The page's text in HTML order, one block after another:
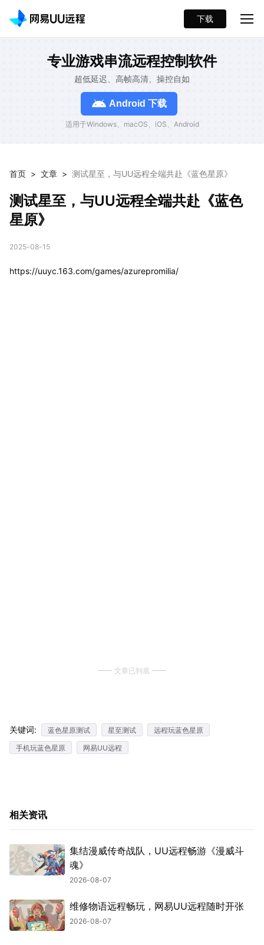
下载
专业游戏串流远程控制软件
超低延迟、高帧高清、操控自如
Android 下载
适用于Windows、macOS、iOS、Android
首页 > 文章 > 测试星至，与UU远程全端共赴《蓝色星原》
测试星至，与UU远程全端共赴《蓝色
星原》
2025-08-15
https://uuyc.163.com/games/azurepromilia/
文章已到底
关键词: 蓝色星原测试 星至测试
远程玩蓝色星原
手机玩蓝色星原
网易UU远程
相关资讯
集结漫威传奇战队，UU远程畅游《漫威斗
魂》
2026-08-07
维修物语远程畅玩，网易UU远程随时开张
2026-08-07